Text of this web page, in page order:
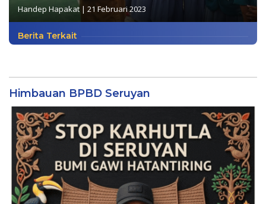
Handep Hapakat | 21 Februari 2023
Berita Terkait
Himbauan BPBD Seruyan